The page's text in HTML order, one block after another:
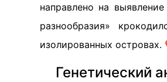
направлено на выявление
разнообразия»
изолированных островах.
Генетический